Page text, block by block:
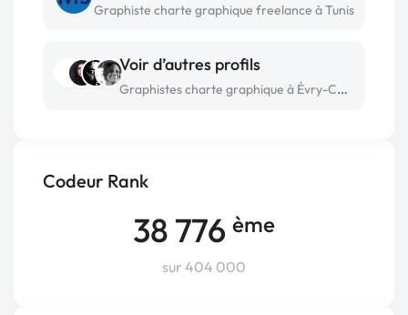
Codeur Rank
38 776 ème
sur 404 000
Graphiste charte graphique freelance à Tunis
Voir d’autres profils
Graphistes charte graphique à Évry-Courcouronnes